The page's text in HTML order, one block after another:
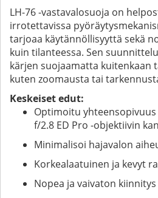
LH-76 -vastavalosuoja on
irrotettavissa
tarjoaa käytännöllisyyttä sekä
kuin tilanteessa. Sen
kärjen suojaamatta kuitenkaan
kuten zoomausta tai
Keskeiset edut:
Optimoitu yhteensopivuus
f/2.8 ED Pro -objektiivin
Minimalisoi hajavalon
Korkealaatuinen ja kevyt
Nopea ja vaivaton